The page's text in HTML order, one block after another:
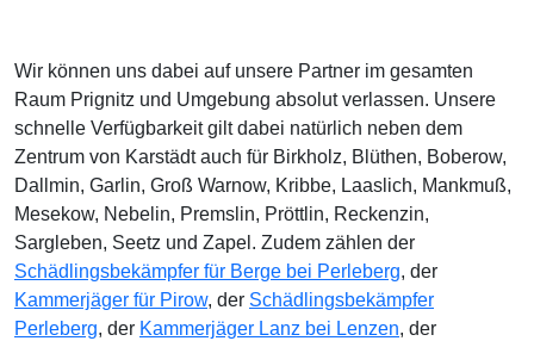
Wir können uns dabei auf unsere Partner im gesamten
Raum Prignitz und Umgebung absolut verlassen. Unsere
schnelle Verfügbarkeit gilt dabei natürlich neben dem
Zentrum von Karstädt auch für Birkholz, Blüthen, Boberow,
Dallmin, Garlin, Groß Warnow, Kribbe, Laaslich, Mankmuß,
Mesekow, Nebelin, Premslin, Pröttlin, Reckenzin,
Sargleben, Seetz und Zapel. Zudem zählen der
Schädlingsbekämpfer für Berge bei Perleberg, der
Kammerjäger für Pirow, der Schädlingsbekämpfer
Perleberg, der Kammerjäger Lanz bei Lenzen, der